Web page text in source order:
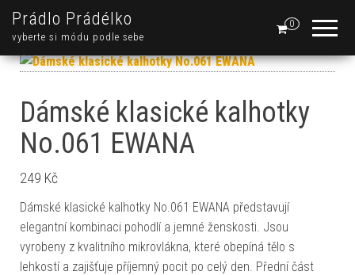
Prádlo Prádélko
vyberte si módu podle sebe
0
Dámské klasické kalhotky
No.061 EWANA
249 Kč
Dámské klasické kalhotky No.061 EWANA představují
elegantní kombinaci pohodlí a jemné ženskosti. Jsou
vyrobeny z kvalitního mikrovlákna, které obepíná tělo s
lehkostí a zajišťuje příjemný pocit po celý den. Přední část